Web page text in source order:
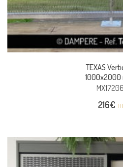
TEXAS
1000x2000
MX17206
216€